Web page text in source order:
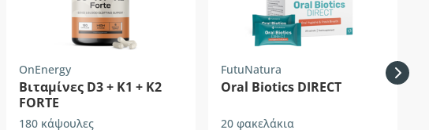
OnEnergy
Βιταμίνες D3 + K1 + K2
FORTE
180 κάψουλες
FutuNatura
Oral Biotics DIRECT
20 φακελάκια